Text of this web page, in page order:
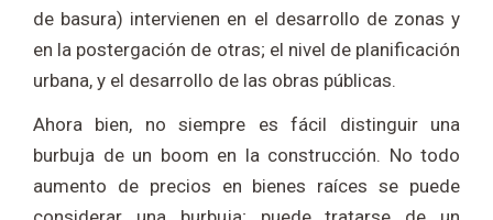
de basura) intervienen en el desarrollo de zonas y
en la postergación de otras; el nivel de planificación
urbana, y el desarrollo de las obras públicas.
Ahora bien, no siempre es fácil distinguir una
burbuja de un boom en la construcción. No todo
aumento de precios en bienes raíces se puede